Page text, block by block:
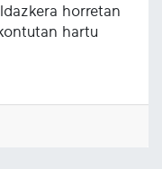
horretan
hartu